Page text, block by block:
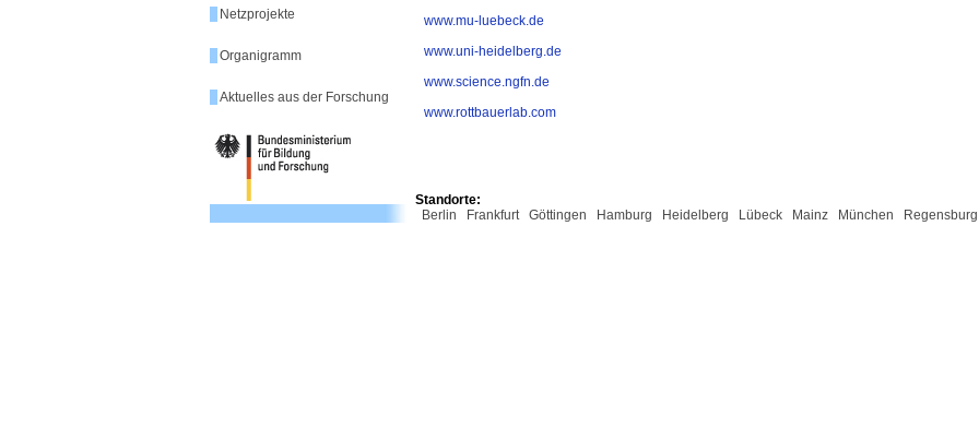
Netzprojekte
Organigramm
Aktuelles aus der Forschung
www.mu-luebeck.de
www.uni-heidelberg.de
www.science.ngfn.de
www.rottbauerlab.com
Standorte:
Berlin
Frankfurt Göttingen Hamburg Heidelberg Lübeck Mainz München Regensburg